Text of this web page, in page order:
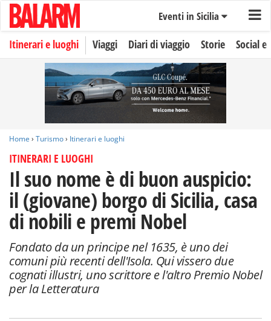
Eventi in Sicilia
Itinerari e luoghi Viaggi Diari di viaggio Storie Social
Home › Turismo› Itinerari e luoghi
ITINERARI E LUOGHI
Il suo nome è di buon auspicio:
il (giovane) borgo di Sicilia, casa
di nobili e premi Nobel
Fondato da un principe nel 1635, è uno dei
comuni più recenti dell'Isola. Qui vissero due
cognati illustri, uno scrittore e l'altro Premio Nobel
per la Letteratura